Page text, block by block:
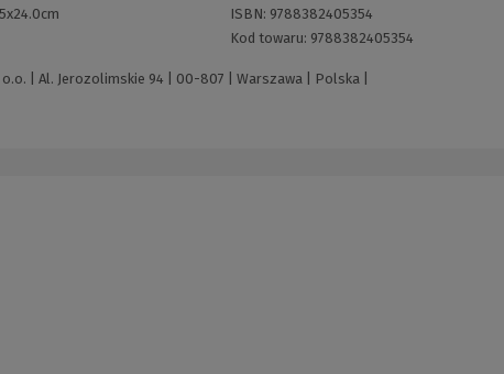
ISBN: 9788382405354
Kod towaru: 9788382405354
| Al. Jerozolimskie 94 | 00-807 | Warszawa | Polska |